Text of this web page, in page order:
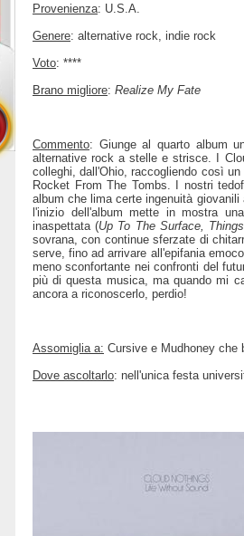
Provenienza: U.S.A.
Genere: alternative rock, indie rock
Voto: ****
Brano migliore: Realize My Fate
Commento: Giunge al quarto album
alternative rock a stelle e strisce. I
colleghi, dall'Ohio, raccogliendo così
Rocket From The Tombs. I nostri
album che lima certe ingenuità
l'inizio dell'album mette in mostra
inaspettata (Up To The Surface,
sovrana, con continue sferzate di
serve, fino ad arrivare all'epifania
meno sconfortante nei confronti del
più di questa musica, ma quando mi
ancora a riconoscerlo, perdio!
Assomiglia a: Cursive e Mudhoney che
Dove ascoltarlo: nell'unica festa